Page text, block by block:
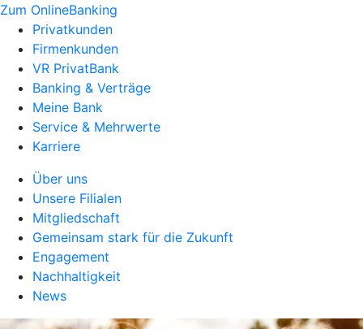
Zum OnlineBanking
Privatkunden
Firmenkunden
VR PrivatBank
Banking & Verträge
Meine Bank
Service & Mehrwerte
Karriere
Über uns
Unsere Filialen
Mitgliedschaft
Gemeinsam stark für die Zukunft
Engagement
Nachhaltigkeit
News